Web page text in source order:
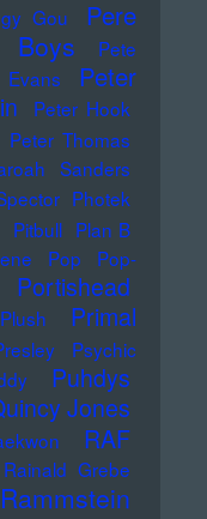
Gou
Pere
Boys
Pete
Evans
Peter
Peter Hook
Peter Thomas
Sanders
Photek
Pitbull Plan B
Pop
Pop-
Portishead
Primal
Psychic
Puhdys
Jones
RAF
Rainald Grebe
Rammstein